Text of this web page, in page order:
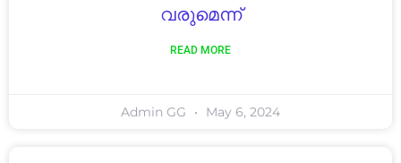
വരുമെന്ന്
READ MORE
Admin GG May 6, 2024